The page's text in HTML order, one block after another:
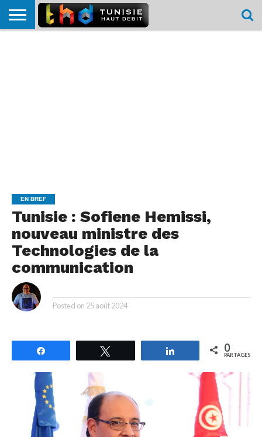
EN BREF
Tunisie : Sofiene Hemissi,
nouveau ministre des
Technologies de la
communication
Posted on 25 août 2024
Partagez 0
PARTAGES